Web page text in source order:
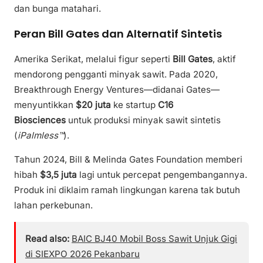
dan bunga matahari.
Peran Bill Gates dan Alternatif Sintetis
Amerika Serikat, melalui figur seperti Bill Gates, aktif
mendorong pengganti minyak sawit. Pada 2020,
Breakthrough Energy Ventures—didanai Gates—
menyuntikkan $20 juta ke startup C16
Biosciences untuk produksi minyak sawit sintetis
(iPalmless™).
Tahun 2024, Bill & Melinda Gates Foundation memberi
hibah $3,5 juta lagi untuk percepat pengembangannya.
Produk ini diklaim ramah lingkungan karena tak butuh
lahan perkebunan.
Read also: BAIC BJ40 Mobil Boss Sawit Unjuk Gigi
di SIEXPO 2026 Pekanbaru